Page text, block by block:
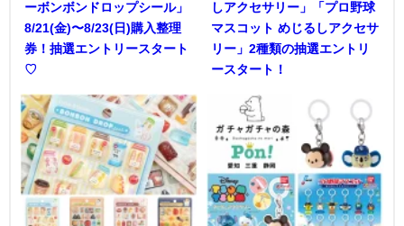
ーボンボンドロップシール」
8/21(金)〜8/23(日)購入整理
券！抽選エントリースタート
♡
しアクセサリー」「プロ野球
マスコット めじるしアクセサ
リー」2種類の抽選エントリ
ースタート！